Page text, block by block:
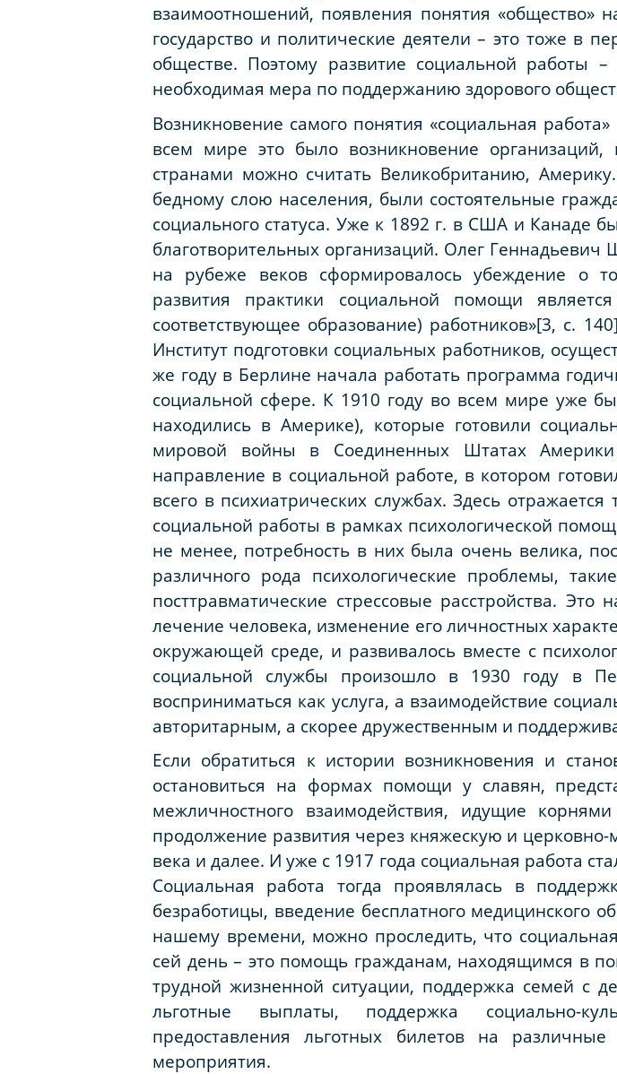
взаимоотношений, появления понятия «общество»
государство и политические деятели – это тоже в
обществе. Поэтому развитие социальной работы
необходимая мера по поддержанию здорового
Возникновение самого понятия «социальная
всем мире это было возникновение
странами можно считать Великобританию,
бедному слою населения, были состоятельные
социального статуса. Уже к 1892 г. в США и Канаде
благотворительных организаций. Олег
на рубеже веков сформировалось убеждение о
развития практики социальной помощи
соответствующее образование) работников»[3, с.
Институт подготовки социальных работников,
же году в Берлине начала работать программа
социальной сфере. К 1910 году во всем мире уже
находились в Америке), которые готовили
мировой войны в Соединенных Штатах Америки
направление в социальной работе, в котором
всего в психиатрических службах. Здесь
социальной работы в рамках психологической
не менее, потребность в них была очень велика,
различного рода психологические проблемы,
посттравматические стрессовые расстройства.
лечение человека, изменение его личностных
окружающей среде, и развивалось вместе с
социальной службы произошло в 1930 году в
восприниматься как услуга, а взаимодействие
авторитарным, а скорее дружественным и
Если обратиться к истории возникновения и
остановиться на формах помощи у славян,
межличностного взаимодействия, идущие
продолжение развития через княжескую и
века и далее. И уже с 1917 года социальная работа
Социальная работа тогда проявлялась в
безработицы, введение бесплатного медицинского
нашему времени, можно проследить, что
сей день – это помощь гражданам, находящимся в
трудной жизненной ситуации, поддержка семей с
льготные выплаты, поддержка социально-
предоставления льготных билетов на различные
мероприятия.